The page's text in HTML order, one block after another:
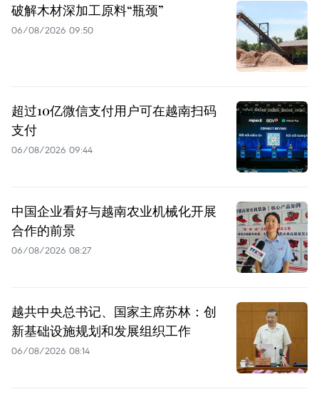
破解木材深加工原料“瓶颈”
06/08/2026 09:50
超过10亿微信支付用户可在越南扫码
支付
06/08/2026 09:44
中国企业看好与越南农业机械化开展
合作的前景
06/08/2026 08:27
越共中央总书记、国家主席苏林：创
新基础设施规划和发展组织工作
06/08/2026 08:14